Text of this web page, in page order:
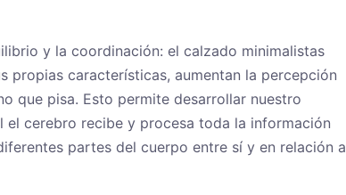
y la coordinación: el calzado minimalistas
propias características, aumentan la percepción
que pisa. Esto permite desarrollar nuestro
cerebro recibe y procesa toda la información
partes del cuerpo entre sí y en relación a